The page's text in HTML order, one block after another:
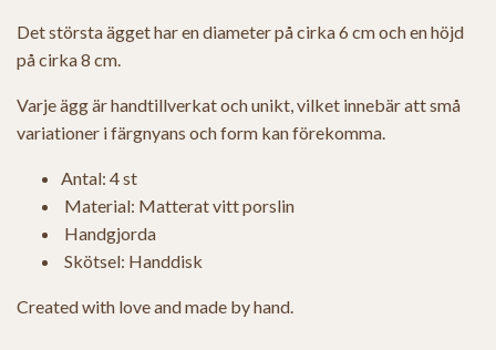
Det största ägget har en diameter på cirka 6 cm och en höjd
på cirka 8 cm.
Varje ägg är handtillverkat och unikt, vilket innebär att små
variationer i färgnyans och form kan förekomma.
Antal: 4 st
Material: Matterat vitt porslin
Handgjorda
Skötsel: Handdisk
Created with love and made by hand.